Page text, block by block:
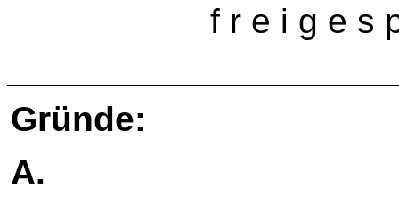
f r e i g e s
Gründe:
A.